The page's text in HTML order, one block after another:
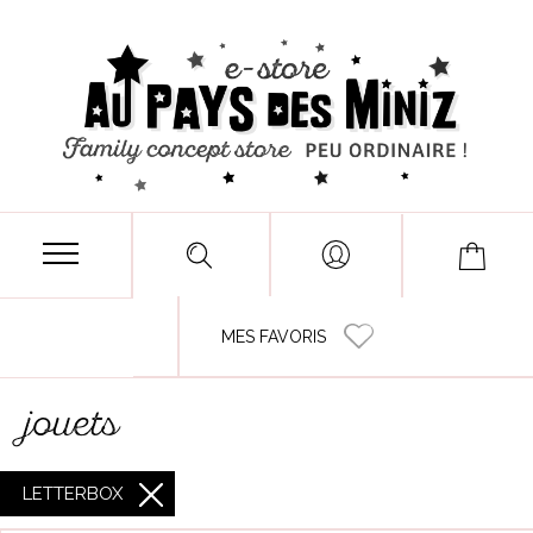
MES FAVORIS
jouets
LETTERBOX